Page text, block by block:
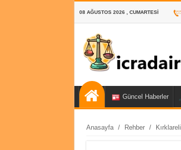
08 AĞUSTOS 2026 , CUMARTESI
Güncel Haberler
Anasayfa / Rehber / Kırklareli